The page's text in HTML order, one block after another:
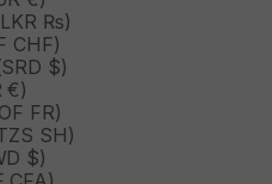
₨)
CHF)
$)
€)
FR)
SH)
$)